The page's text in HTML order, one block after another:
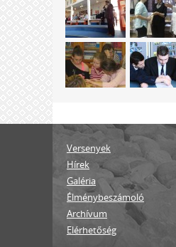
Versenyek
Hírek
Galéria
Élménybeszámoló
Archívum
Elérhetőség